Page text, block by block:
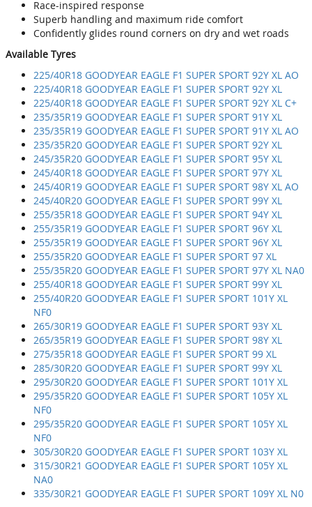
Race-inspired response
Superb handling and maximum ride comfort
Confidently glides round corners on dry and wet roads
Available Tyres
225/40R18 GOODYEAR EAGLE F1 SUPER SPORT 92Y XL AO
225/40R18 GOODYEAR EAGLE F1 SUPER SPORT 92Y XL
225/40R18 GOODYEAR EAGLE F1 SUPER SPORT 92Y XL C+
235/35R19 GOODYEAR EAGLE F1 SUPER SPORT 91Y XL
235/35R19 GOODYEAR EAGLE F1 SUPER SPORT 91Y XL AO
235/35R20 GOODYEAR EAGLE F1 SUPER SPORT 92Y XL
245/35R20 GOODYEAR EAGLE F1 SUPER SPORT 95Y XL
245/40R18 GOODYEAR EAGLE F1 SUPER SPORT 97Y XL
245/40R19 GOODYEAR EAGLE F1 SUPER SPORT 98Y XL AO
245/40R20 GOODYEAR EAGLE F1 SUPER SPORT 99Y XL
255/35R18 GOODYEAR EAGLE F1 SUPER SPORT 94Y XL
255/35R19 GOODYEAR EAGLE F1 SUPER SPORT 96Y XL
255/35R19 GOODYEAR EAGLE F1 SUPER SPORT 96Y XL
255/35R20 GOODYEAR EAGLE F1 SUPER SPORT 97 XL
255/35R20 GOODYEAR EAGLE F1 SUPER SPORT 97Y XL NA0
255/40R18 GOODYEAR EAGLE F1 SUPER SPORT 99Y XL
255/40R20 GOODYEAR EAGLE F1 SUPER SPORT 101Y XL
NF0
265/30R19 GOODYEAR EAGLE F1 SUPER SPORT 93Y XL
265/35R19 GOODYEAR EAGLE F1 SUPER SPORT 98Y XL
275/35R18 GOODYEAR EAGLE F1 SUPER SPORT 99 XL
285/30R20 GOODYEAR EAGLE F1 SUPER SPORT 99Y XL
295/30R20 GOODYEAR EAGLE F1 SUPER SPORT 101Y XL
295/35R20 GOODYEAR EAGLE F1 SUPER SPORT 105Y XL
NF0
295/35R20 GOODYEAR EAGLE F1 SUPER SPORT 105Y XL
NF0
305/30R20 GOODYEAR EAGLE F1 SUPER SPORT 103Y XL
315/30R21 GOODYEAR EAGLE F1 SUPER SPORT 105Y XL
NA0
335/30R21 GOODYEAR EAGLE F1 SUPER SPORT 109Y XL N0